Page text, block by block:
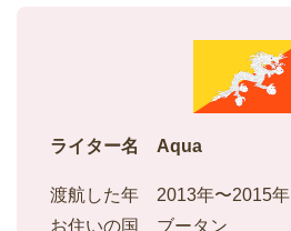
ライター名 Aqua
渡航した年 2013年〜2015年
お住いの国 ブータン